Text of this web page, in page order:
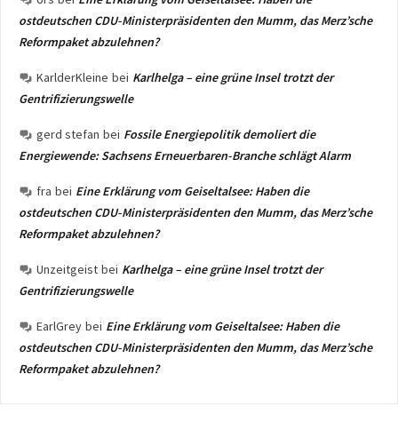
ostdeutschen CDU-Ministerpräsidenten den Mumm, das Merz’sche
Reformpaket abzulehnen?
KarlderKleine bei Karlhelga – eine grüne Insel trotzt der
Gentrifizierungswelle
gerd stefan bei Fossile Energiepolitik demoliert die
Energiewende: Sachsens Erneuerbaren-Branche schlägt Alarm
fra bei Eine Erklärung vom Geiseltalsee: Haben die
ostdeutschen CDU-Ministerpräsidenten den Mumm, das Merz’sche
Reformpaket abzulehnen?
Unzeitgeist bei Karlhelga – eine grüne Insel trotzt der
Gentrifizierungswelle
EarlGrey bei Eine Erklärung vom Geiseltalsee: Haben die
ostdeutschen CDU-Ministerpräsidenten den Mumm, das Merz’sche
Reformpaket abzulehnen?